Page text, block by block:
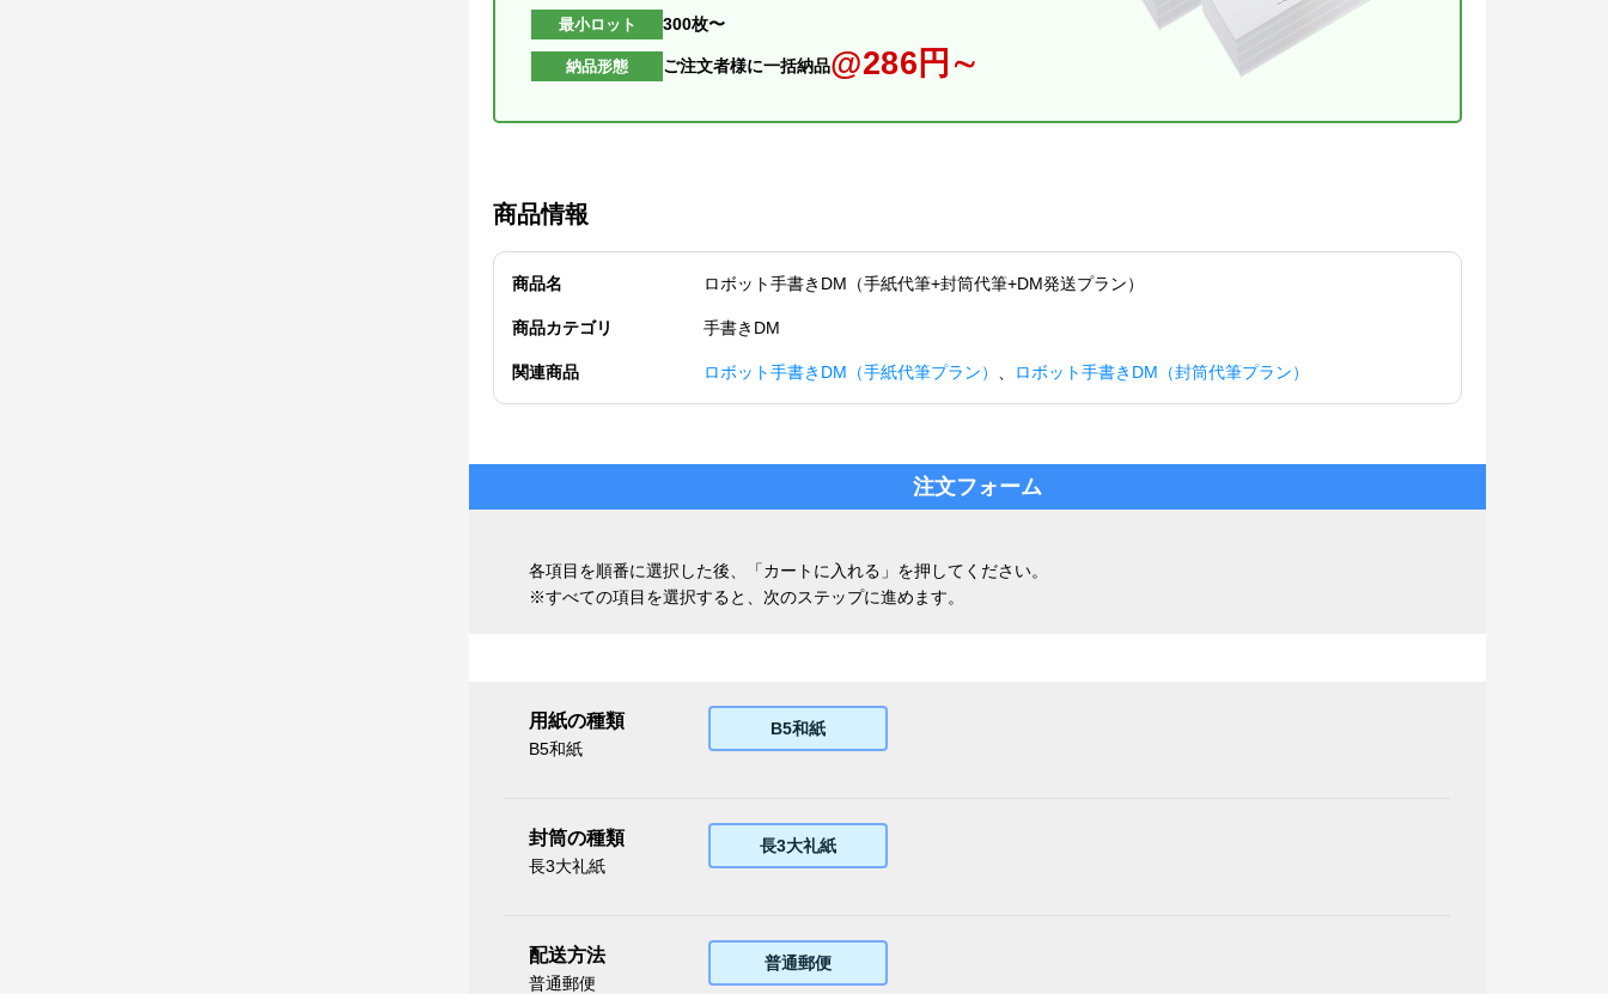
最小ロット 300枚〜
納品形態 ご注文者様に一括納品@286円∼
商品情報
商品名 ロボット手書きDM（手紙代筆+封筒代筆+DM発送プラン）
商品カテゴリ 手書きDM
関連商品 ロボット手書きDM（手紙代筆プラン） ロボット手書きDM（封筒代筆プラン）
注文フォーム
各項目を順番に選択した後、「カートに入れる」を押してください。
※すべての項目を選択すると、次のステップに進めます。
用紙の種類
B5和紙
B5和紙
封筒の種類
長3大礼紙
長3大礼紙
配送方法
普通郵便
普通郵便